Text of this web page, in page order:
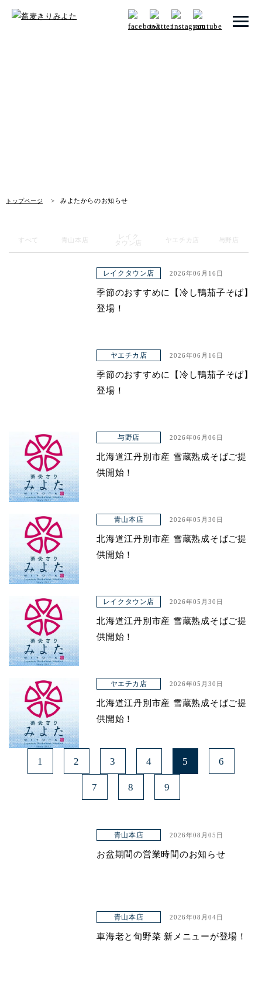
トップページ みよたからのお知らせ
メニュー 一覧
レイクタウン店
ヤエチカ店
与野店
店舗一覧
ヤエチカ店
与野店
アクセス
青山本店
与野店
すべて 青山本店
レイク
タウン店
ヤエチカ店 与野店
レイクタウン店 2026年06月16日
季節のおすすめに【冷し鴨茄子そば】
登場！
ヤエチカ店 2026年06月16日
季節のおすすめに【冷し鴨茄子そば】
登場！
与野店 2026年06月06日
北海道江丹別市産 雪蔵熟成そばご提
供開始！
青山本店 2026年05月30日
北海道江丹別市産 雪蔵熟成そばご提
供開始！
レイクタウン店 2026年05月30日
北海道江丹別市産 雪蔵熟成そばご提
供開始！
ヤエチカ店 2026年05月30日
北海道江丹別市産 雪蔵熟成そばご提
供開始！
1 2 3 4 5 6
7 8 9
青山本店 2026年08月05日
お盆期間の営業時間のお知らせ
青山本店 2026年08月04日
車海老と旬野菜 新メニューが登場！